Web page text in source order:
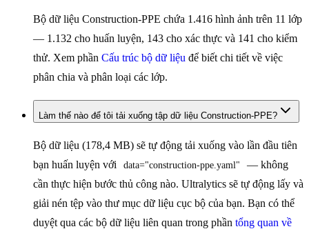
Bộ dữ liệu Construction-PPE chứa 1.416 hình ảnh trên 11 lớp
— 1.132 cho huấn luyện, 143 cho xác thực và 141 cho kiểm
thử. Xem phần Cấu trúc bộ dữ liệu để biết chi tiết về việc
phân chia và phân loại các lớp.
Làm thế nào để tôi tải xuống tập dữ liệu Construction-PPE?
Bộ dữ liệu (178,4 MB) sẽ tự động tải xuống vào lần đầu tiên
bạn huấn luyện với
data="construction-ppe.yaml"
— không
cần thực hiện bước thủ công nào. Ultralytics sẽ tự động lấy và
giải nén tệp vào thư mục dữ liệu cục bộ của bạn. Bạn có thể
duyệt qua các bộ dữ liệu liên quan trong phần tổng quan về